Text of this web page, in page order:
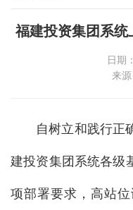
福建投资集团系统
日期
来
自树立和践行正
建投资集团系统各级
项部署要求，高站